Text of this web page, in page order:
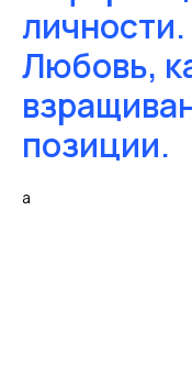
личности.
Любовь,
позиции.
а